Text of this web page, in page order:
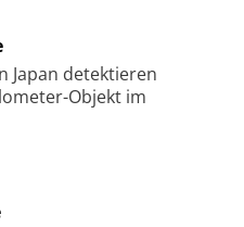
Japan de­tek­tie­ren
Objekt im